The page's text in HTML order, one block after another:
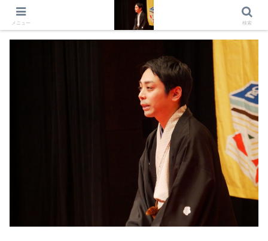
出演情報 出演依頼 日記 プロフィール
メニュー 検索